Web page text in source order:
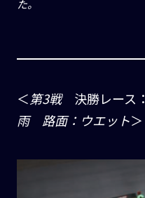
た。
＜第3戦 決勝レース：
雨 路面：ウエット＞